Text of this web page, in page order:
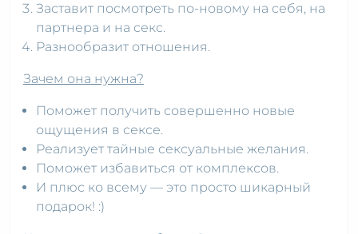
Заставит посмотреть по-новому на себя, на
партнера и на секс.
Разнообразит отношения.
Зачем она нужна?
Поможет получить совершенно новые
ощущения в сексе.
Реализует тайные сексуальные желания.
Поможет избавиться от комплексов.
И плюс ко всему — это просто шикарный
подарок! :)